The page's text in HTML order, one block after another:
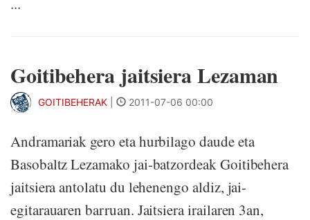
Goitibehera jaitsiera Lezaman
GOITIBEHERAK 2011-07-06 00:00
Andramariak gero eta hurbilago daude eta
Basobaltz Lezamako jai-batzordeak Goitibehera
jaitsiera antolatu du lehenengo aldiz, jai-
egitarauaren barruan. Jaitsiera irailaren 3an,